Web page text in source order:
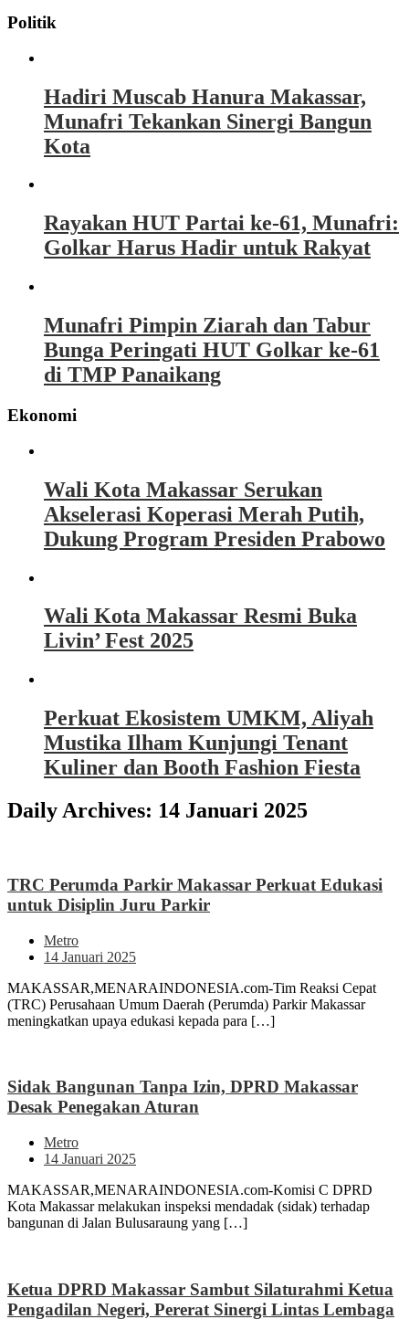
Politik
Hadiri Muscab Hanura Makassar,
Munafri Tekankan Sinergi Bangun
Kota
Rayakan HUT Partai ke-61, Munafri:
Golkar Harus Hadir untuk Rakyat
Munafri Pimpin Ziarah dan Tabur
Bunga Peringati HUT Golkar ke-61
di TMP Panaikang
Ekonomi
Wali Kota Makassar Serukan
Akselerasi Koperasi Merah Putih,
Dukung Program Presiden Prabowo
Wali Kota Makassar Resmi Buka
Livin’ Fest 2025
Perkuat Ekosistem UMKM, Aliyah
Mustika Ilham Kunjungi Tenant
Kuliner dan Booth Fashion Fiesta
Daily Archives: 14 Januari 2025
TRC Perumda Parkir Makassar Perkuat Edukasi
untuk Disiplin Juru Parkir
Metro
14 Januari 2025
MAKASSAR,MENARAINDONESIA.com-Tim Reaksi Cepat
(TRC) Perusahaan Umum Daerah (Perumda) Parkir Makassar
meningkatkan upaya edukasi kepada para […]
Sidak Bangunan Tanpa Izin, DPRD Makassar
Desak Penegakan Aturan
Metro
14 Januari 2025
MAKASSAR,MENARAINDONESIA.com-Komisi C DPRD
Kota Makassar melakukan inspeksi mendadak (sidak) terhadap
bangunan di Jalan Bulusaraung yang […]
Ketua DPRD Makassar Sambut Silaturahmi Ketua
Pengadilan Negeri, Pererat Sinergi Lintas Lembaga